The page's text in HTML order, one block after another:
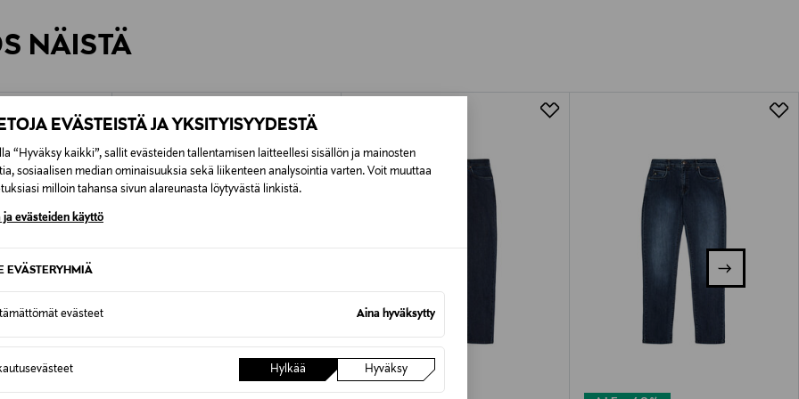
EVÄSTEISTÄ JA YKSITYISYYDESTÄ
“Hyväksy kaikki”, sallit evästeiden tallentamisen laitteellesi sisällön ja mainosten
sosiaalisen median ominaisuuksia sekä liikenteen analysointia varten. Voit muuttaa
milloin tahansa sivun alareunasta löytyvästä linkistä.
ja evästeiden käyttö
EVÄSTERYHMIÄ
evästeet Aina hyväksytty
Hylkää Hyväksy
Alk. 6,90 €, kun toimitus on saatavilla valittuun osoitteeseen.
NÄISTÄ